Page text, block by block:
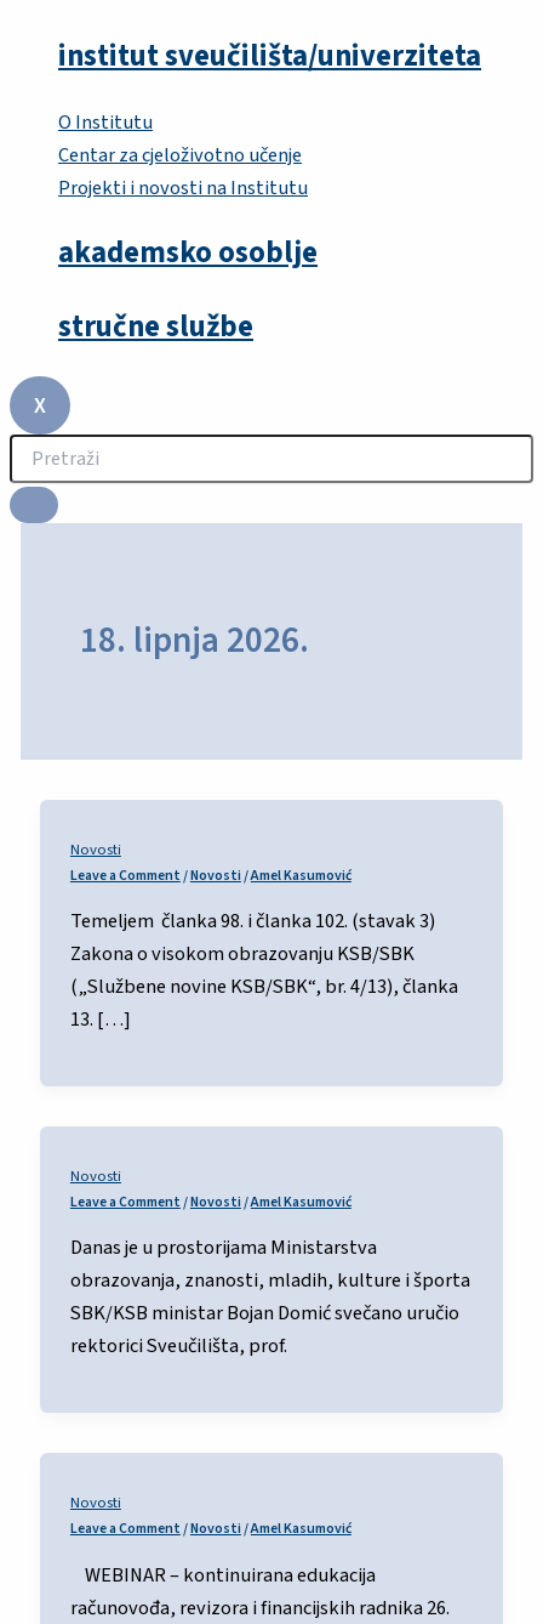
institut sveučilišta/univerziteta
O Institutu
Centar za cjeloživotno učenje
Projekti i novosti na Institutu
akademsko osoblje
stručne službe
X
18. lipnja 2026.
Novosti
Leave a Comment/Novosti/Amel Kasumović
Temeljem članka 98. i članka 102. (stavak 3)
Zakona o visokom obrazovanju KSB/SBK
(„Službene novine KSB/SBK“, br. 4/13), članka
13. […]
Novosti
Leave a Comment/Novosti/Amel Kasumović
Danas je u prostorijama Ministarstva
obrazovanja, znanosti, mladih, kulture i športa
SBK/KSB ministar Bojan Domić svečano uručio
rektorici Sveučilišta, prof.
Novosti
Leave a Comment/Novosti/Amel Kasumović
WEBINAR – kontinuirana edukacija
računovođa, revizora i financijskih radnika 26.